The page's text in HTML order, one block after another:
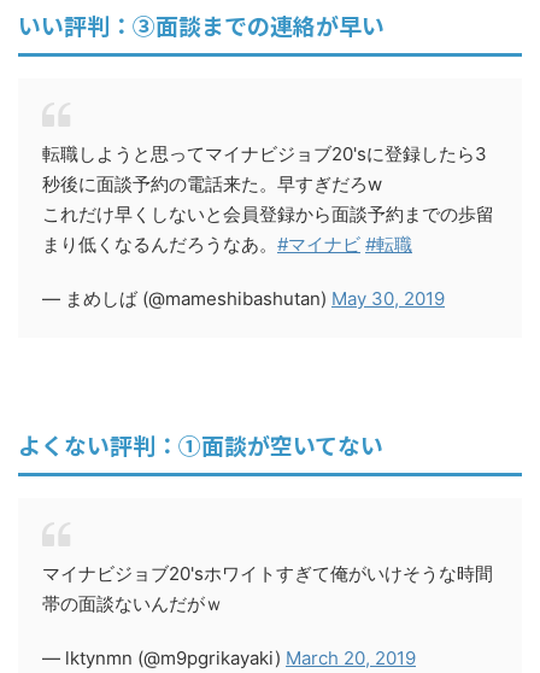
いい評判：③面談までの連絡が早い
転職しようと思ってマイナビジョブ20'sに登録したら3
秒後に面談予約の電話来た。早すぎだろw
これだけ早くしないと会員登録から面談予約までの歩留
まり低くなるんだろうなあ。 #マイナビ #転職
— まめしば (@mameshibashutan) May 30, 2019
よくない評判：①面談が空いてない
マイナビジョブ20'sホワイトすぎて俺がいけそうな時間
帯の面談ないんだがｗ
— lktynmn (@m9pgrikayaki) March 20, 2019